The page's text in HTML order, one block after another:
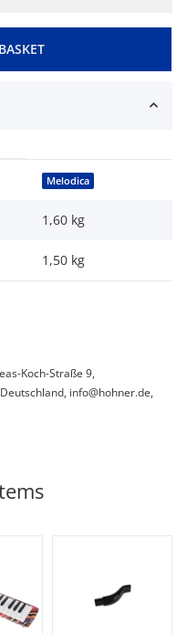
Melodica
1,60 kg
1,50 kg
Koch-Straße 9,
info@hohner.de,